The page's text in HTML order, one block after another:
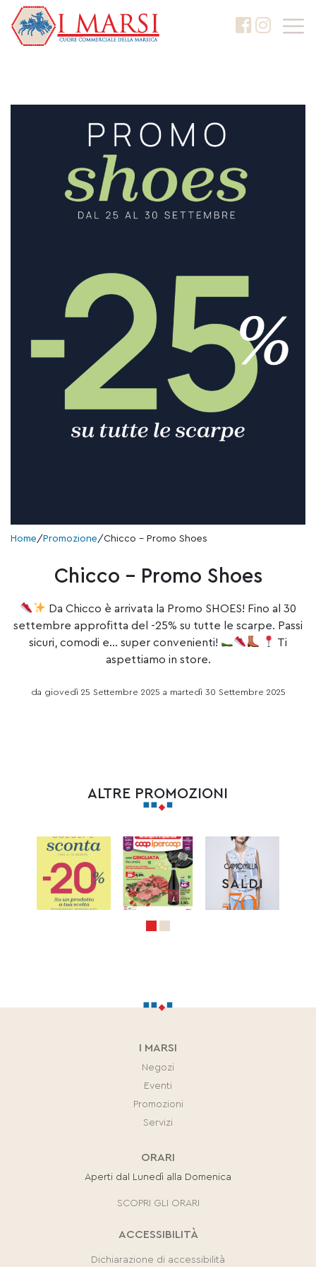
Home /Promozione /Chicco – Promo Shoes
Chicco – Promo Shoes
Da Chicco è arrivata la Promo SHOES! Fino al 30
settembre approfitta del -25% su tutte le scarpe. Passi
sicuri, comodi e… super convenienti!
Ti
aspettiamo in store.
da giovedì 25 Settembre 2025 a martedì 30 Settembre 2025
ALTRE PROMOZIONI
I MARSI
Negozi
Eventi
Promozioni
Servizi
ORARI
Aperti dal Lunedì alla Domenica
SCOPRI GLI ORARI
ACCESSIBILITÀ
Dichiarazione di accessibilità